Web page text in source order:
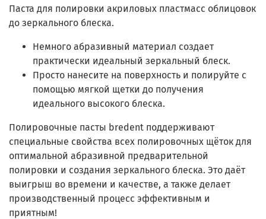
Паста для полировки акриловых пластмасс облицовок
до зеркального блеска.
Немного абразивный материал создает
практически идеальный зеркальный блеск.
Просто нанесите на поверхность и полируйте с
помощью мягкой щетки до получения
идеального высокого блеска.
Полировочные пасты bredent поддерживают
специальные свойства всех полировочных щёток для
оптимальной абразивной предварительной
полировки и создания зеркального блеска. Это даёт
выигрыш во времени и качестве, а также делает
производственный процесс эффективным и
приятным!